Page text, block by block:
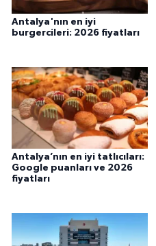
Antalya'nın en iyi
burgercileri: 2026 fiyatları
Antalya’nın en iyi tatlıcıları:
Google puanları ve 2026
fiyatları